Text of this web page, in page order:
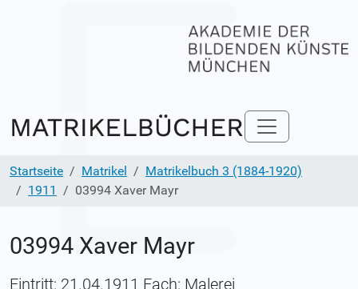
Startseite Matrikel
Matrikelbuch 3 (1884-1920)
1911
03994 Xaver Mayr
03994 Xaver Mayr
Eintritt: 21.04.1911 Fach: Malerei